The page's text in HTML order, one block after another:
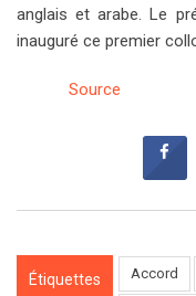
anglais et arabe. Le
inauguré ce premier
Source
Étiquettes
Accord